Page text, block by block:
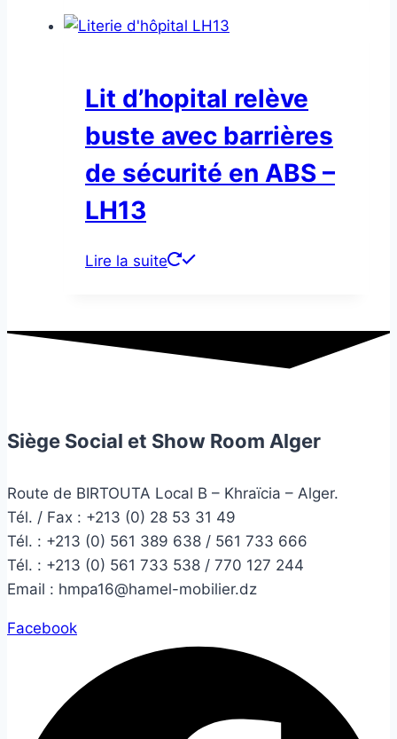
Lit d’hopital relève
buste avec barrières
de sécurité en ABS –
LH13
Lire la suite
Siège Social et Show Room Alger
Route de BIRTOUTA Local B – Khraïcia – Alger.
Tél. / Fax : +213 (0) 28 53 31 49
Tél. : +213 (0) 561 389 638 / 561 733 666
Tél. : +213 (0) 561 733 538 / 770 127 244
Email : hmpa16@hamel-mobilier.dz
Facebook